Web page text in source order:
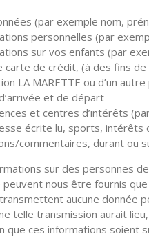
(par exemple nom,
personnelles (par
sur vos enfants (par
carte de crédit, (à des fins
LA MARETTE ou d’un
et de départ
et centres d’intérêts
écrite lu, sports, intérêts
commentaires, durant ou
sur des personnes
peuvent nous être fournis
aucune donnée
telle transmission aurait
que ces informations soient